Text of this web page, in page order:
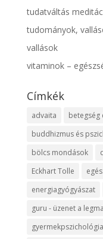
tudatváltás
tudományok,
vallások
vitaminok –
Címkék
advaita betegség
buddhizmus és
bölcs mondások
Eckhart Tolle
energiagyógyászat
guru - üzenet a
gyermekpszichológia